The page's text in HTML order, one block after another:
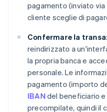
pagamento (inviato via
cliente sceglie di
Confermare la
reindirizzato a
la propria banca e
personale. Le
pagamento (importo
IBAN del beneficiario
precompilate, quindi il